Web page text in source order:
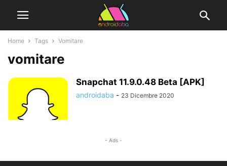
Home Tags Vomitare
vomitare
Snapchat 11.9.0.48 Beta [APK]
androidaba - 23 Dicembre 2020
- Ads -